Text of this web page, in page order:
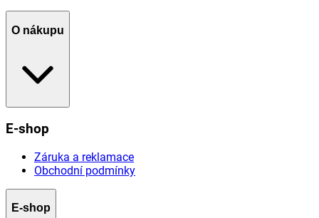
O nákupu
E-shop
Záruka a reklamace
Obchodní podmínky
E-shop